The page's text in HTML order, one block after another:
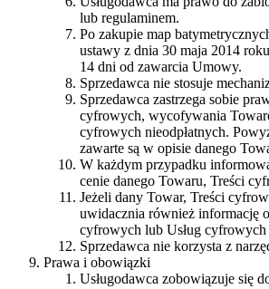
lub regulaminem.
Po zakupie map
ustawy z dnia 30 maja 2014
14 dni od zawarcia Umowy.
Sprzedawca nie stosuje
Sprzedawca zastrzega sobie
cyfrowych, wycofywania
cyfrowych nieodpłatnych.
zawarte są w opisie danego
W każdym przypadku
cenie danego Towaru, Treści
Jeżeli dany Towar, Treści
uwidacznia również informację
cyfrowych lub Usług
Sprzedawca nie korzysta z
Prawa i obowiązki
Usługodawca zobowiązuje się